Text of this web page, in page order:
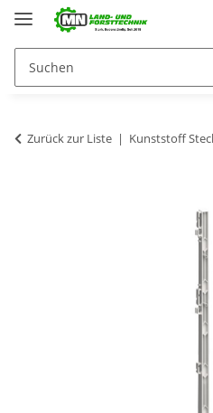
Zurück zur Liste Kunststoff